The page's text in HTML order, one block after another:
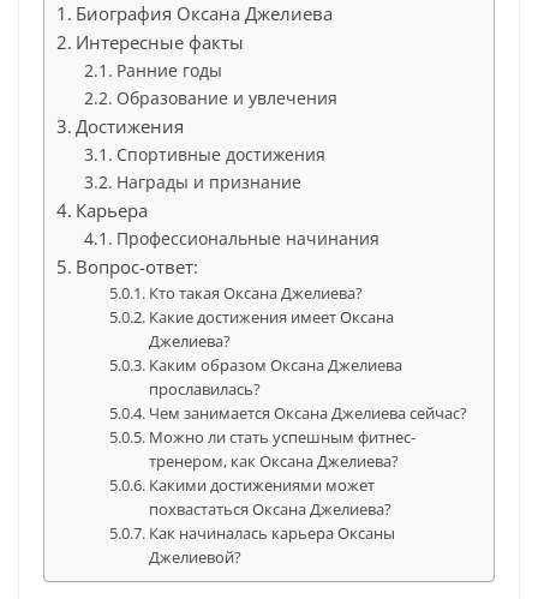
Биография Оксана Джелиева
Интересные факты
Ранние годы
Образование и увлечения
Достижения
Спортивные достижения
Награды и признание
Карьера
Профессиональные начинания
Вопрос-ответ:
Кто такая Оксана Джелиева?
Какие достижения имеет Оксана
Джелиева?
Каким образом Оксана Джелиева
прославилась?
Чем занимается Оксана Джелиева сейчас?
Можно ли стать успешным фитнес-
тренером, как Оксана Джелиева?
Какими достижениями может
похвастаться Оксана Джелиева?
Как начиналась карьера Оксаны
Джелиевой?